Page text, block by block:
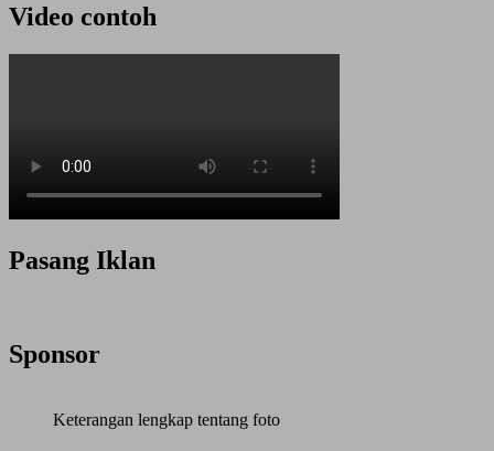
Video contoh
Pasang Iklan
Sponsor
Keterangan lengkap tentang foto